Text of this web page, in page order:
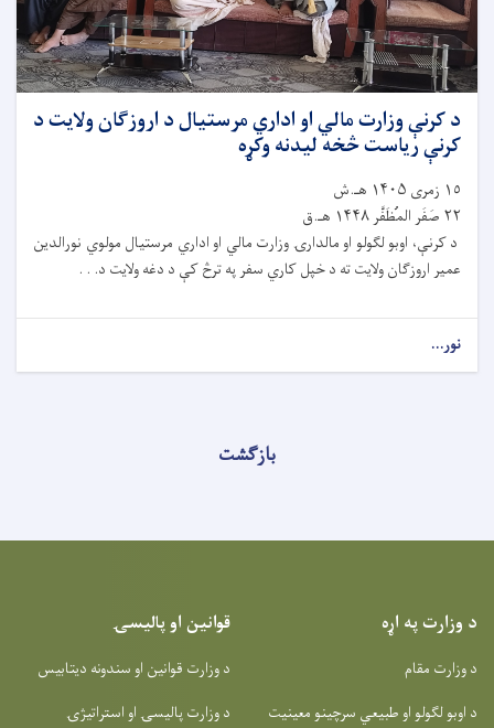
د کرنې وزارت مالي او اداري مرستیال د اروزګان ولايت د
کرنې رياست څخه ليدنه وکړه
١٥ زمری ۱۴۰۵ هـ.ش
٢٢ صَفَر المُظَفَّر ۱۴۴۸ هـ.ق
د کرنې، اوبو لګولو او مالدارۍ وزارت مالي او اداري مرستیال مولوي نورالدين
عمير اروزګان ولايت ته د خپل کاري سفر په ترڅ کې د دغه ولايت د. . .
نور...
بازگشت
د وزارت په اړه
د وزارت مقام
د اوبو لګولو او طبیعي سرچینو معینیت
قوانین او پالیسۍ
د وزارت قوانین او سندونه دیتابیس
د وزارت پالیسۍ او استراتیژۍ